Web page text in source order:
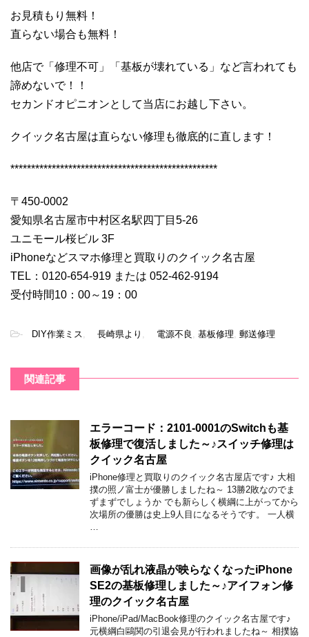
お見積もり無料！
直らない場合も無料！
他店で「修理不可」「基板が壊れている」など言われても
諦めないで！！
セカンドオピニオンとして当店にお越し下さい。
クイック名古屋は直らない修理も徹底的に直します！
**************************************************
〒450-0002
愛知県名古屋市中村区名駅四丁目5-26
ユニモール桜ビル 3F
iPhoneなどスマホ修理と買取りのクイック名古屋
TEL：0120-654-919 または 052-462-9194
受付時間10：00～19：00
- DIY作業ミス 長崎県より 電源不良 基板修理 郵送修理
関連記事
エラーコード：2101-0001のSwitchも基
板修理で復活しました～♪スイッチ修理は
クイック名古屋
iPhone修理と買取りのクイック名古屋店です♪ 大相
撲の照ノ富士が優勝しましたね～ 13勝2敗なのでま
ずまずでしょうか でも新らしく横綱に上がってから
次場所の優勝は史上9人目になるそうです。 一人横
画像が乱れ液晶が映らなくなったiPhone
SE2の基板修理しました～♪アイフォン修
理のクイック名古屋
iPhone/iPad/MacBook修理のクイック名古屋です♪
元横綱白鷗関の引退会見が行われましたね～ 相撲協